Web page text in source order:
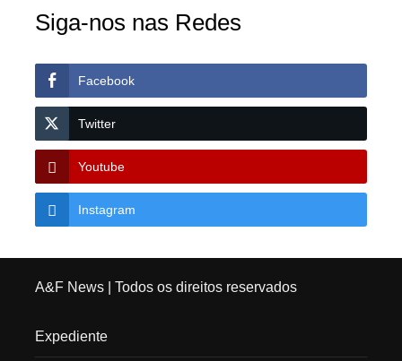
Siga-nos nas Redes
Facebook
Twitter
Youtube
Instagram
A&F News| Todos os direitos reservados
Expediente